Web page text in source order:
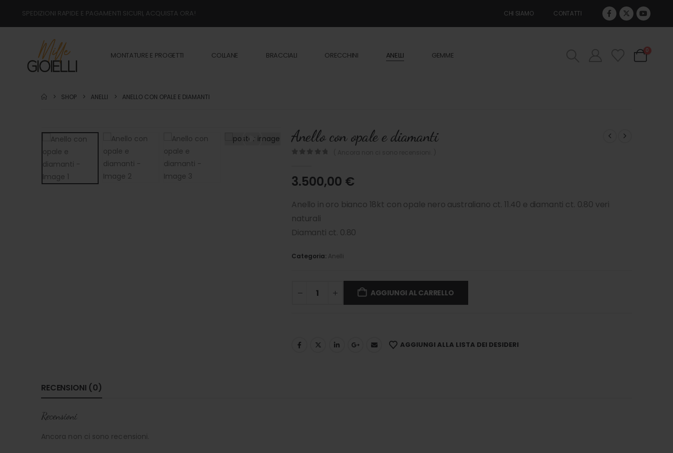
SPEDIZIONI RAPIDE E PAGAMENTI SICURI, ACQUISTA ORA! CHI SIAMO CONTATTI
MONTATURE E PROGETTI COLLANE BRACCIALI ORECCHINI ANELLI GEMME
0
SHOP ANELLI ANELLO CON OPALE E DIAMANTI
Anello con opale e diamanti
3.500,00 €
Anello in oro bianco 18kt con opale nero australiano ct. 11.40 e diamanti ct. 0.80 veri
naturali
Diamanti ct. 0.80
Categoria: Anelli
AGGIUNGI AL CARRELLO
AGGIUNGI ALLA LISTA DEI DESIDERI
RECENSIONI (0)
Recensioni
Ancora non ci sono recensioni.